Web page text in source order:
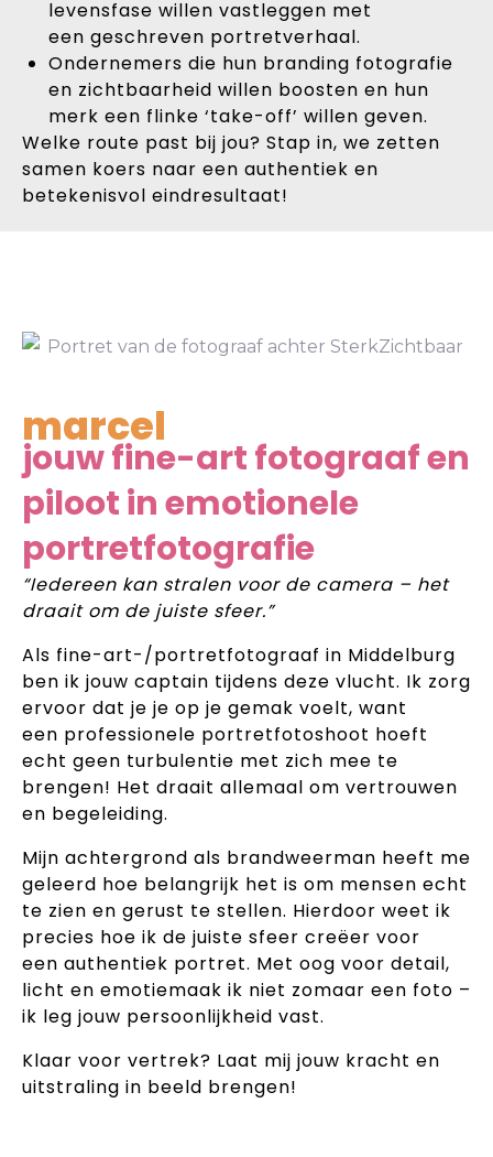
levensfase willen vastleggen met
een geschreven portretverhaal.
Ondernemers die hun branding fotografie
en zichtbaarheid willen boosten en hun
merk een flinke ‘take-off’ willen geven.
Welke route past bij jou? Stap in, we zetten
samen koers naar een authentiek en
betekenisvol eindresultaat!
marcel
jouw fine-art fotograaf en
piloot in emotionele
portretfotografie
“Iedereen kan stralen voor de camera – het
draait om de juiste sfeer.”
Als fine-art-/portretfotograaf in Middelburg
ben ik jouw captain tijdens deze vlucht. Ik zorg
ervoor dat je je op je gemak voelt, want
een professionele portretfotoshoot hoeft
echt geen turbulentie met zich mee te
brengen! Het draait allemaal om vertrouwen
en begeleiding.
Mijn achtergrond als brandweerman heeft me
geleerd hoe belangrijk het is om mensen echt
te zien en gerust te stellen. Hierdoor weet ik
precies hoe ik de juiste sfeer creëer voor
een authentiek portret. Met oog voor detail,
licht en emotiemaak ik niet zomaar een foto –
ik leg jouw persoonlijkheid vast.
Klaar voor vertrek? Laat mij jouw kracht en
uitstraling in beeld brengen!